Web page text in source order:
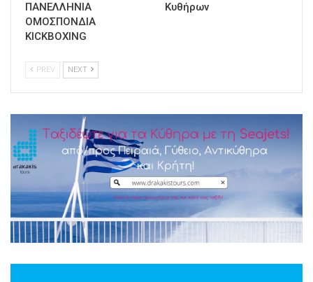
ΠΑΝΕΛΛΗΝΙΑ
ΟΜΟΣΠΟΝΔΙΑ
KICKBOXING
Κυθήρων
PREV NEXT